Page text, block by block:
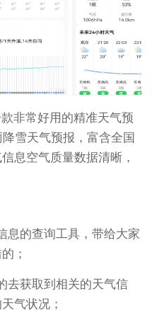
非常好用的精准天气预
雪天气预报，富含全国
息空气质量数据清晰，
息的查询工具，带给大家
；
去获取到相关的天气信
气状况；